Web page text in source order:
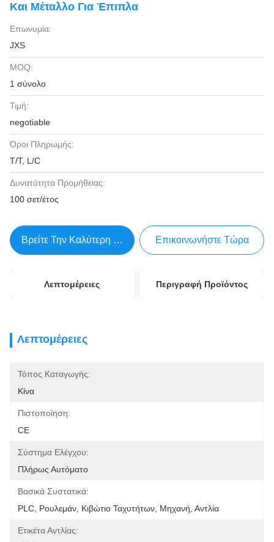
Και Μέταλλο Για Έπιπλα
Επωνυμία:
JXS
MOQ:
1 σύνολο
Τιμή:
negotiable
Όροι Πληρωμής:
T/T, L/C
Δυνατότητα Προμήθειας:
100 σετ/έτος
Βρείτε Την Καλύτερη Τιμή Επικοινωνήστε Τώρα
Λεπτομέρειες Περιγραφή Προϊόντος
Λεπτομέρειες
Τόπος Καταγωγής:
Κίνα
Πιστοποίηση:
CE
Σύστημα Ελέγχου:
Πλήρως Αυτόματο
Βασικά Συστατικά:
PLC, Ρουλεμάν, Κιβώτιο Ταχυτήτων, Μηχανή, Αντλία
Ετικέτα Αντλίας: